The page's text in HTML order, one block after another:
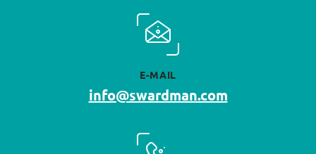
E-MAIL
info@swardman.com